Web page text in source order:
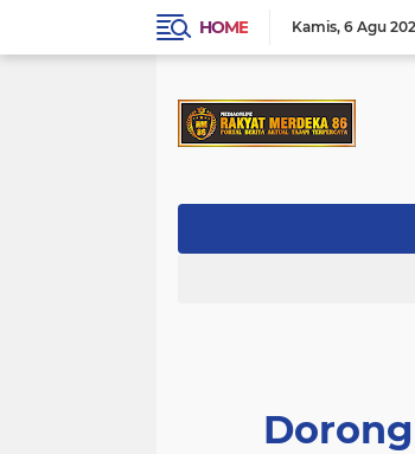
HOME Kamis 6 Agu